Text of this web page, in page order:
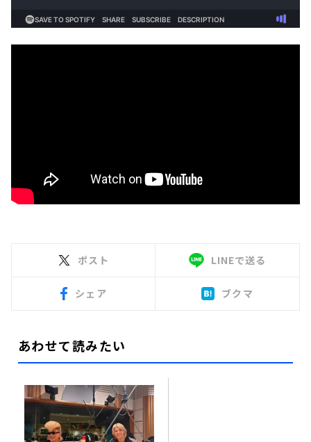
ポスト LINEで送る
シェア ブクマ
あわせて読みたい